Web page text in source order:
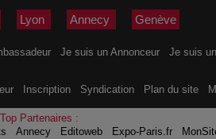
Lyon Annecy Genève
Je suis un Annonceur Je suis
Inscription Syndication Plan du site
Top Partenaires :
Annecy Editoweb Expo-Paris.fr